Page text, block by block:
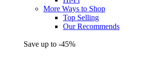
More Ways to Shop
Top Selling
Our Recommends
Save up to -45%